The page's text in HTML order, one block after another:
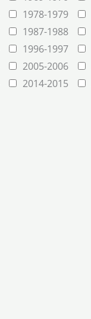
1978-1979
1987-1988
1996-1997
2005-2006
2014-2015